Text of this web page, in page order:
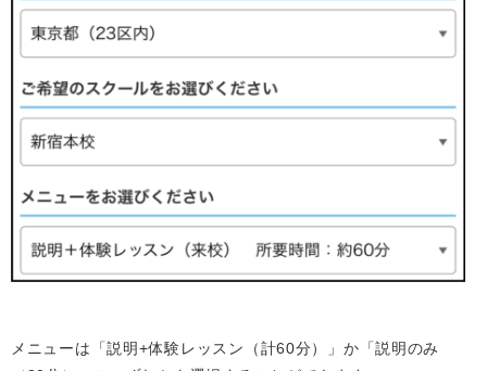
メニューは「説明+体験レッスン（計60分）」か「説明のみ